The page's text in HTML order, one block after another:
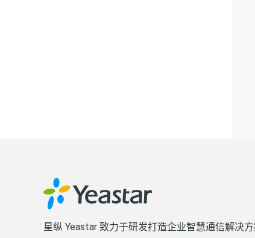
星纵 Yeastar 致力于研发打造企业智慧通信解决